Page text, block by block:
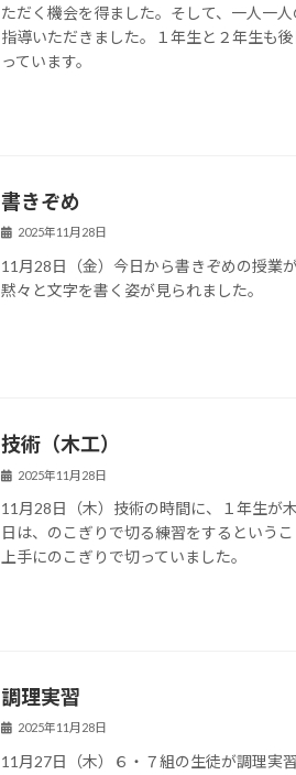
ただく機会を得ました。そして、一人一
指導いただきました。１年生と２年生も
っています。
書きぞめ
2025年11月28日
11月28日（金）今日から書きぞめの授業
黙々と文字を書く姿が見られました。
技術（木工）
2025年11月28日
11月28日（木）技術の時間に、１年生が
日は、のこぎりで切る練習をするというこ
上手にのこぎりで切っていました。
調理実習
2025年11月28日
11月27日（木）６・７組の生徒が調理実